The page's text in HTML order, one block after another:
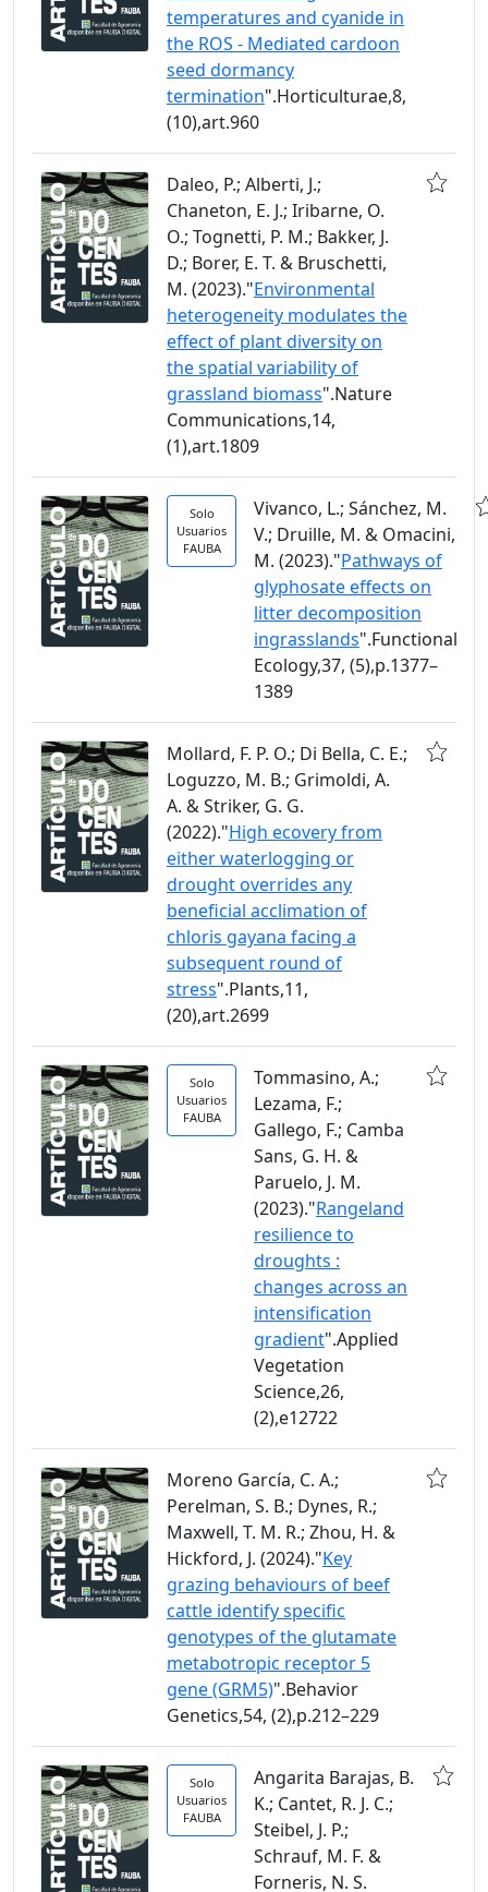
temperatures and cyanide in
the ROS - Mediated cardoon
seed dormancy
termination".Horticulturae,8,
(10),art.960
Daleo, P.; Alberti, J.;
Chaneton, E. J.; Iribarne, O.
O.; Tognetti, P. M.; Bakker, J.
D.; Borer, E. T. & Bruschetti,
M. (2023)."Environmental
heterogeneity modulates the
effect of plant diversity on
the spatial variability of
grassland biomass".Nature
Communications,14,
(1),art.1809
Solo
Usuarios
FAUBA
Vivanco, L.; Sánchez, M.
V.; Druille, M. & Omacini,
M. (2023)."Pathways of
glyphosate effects on
litter decomposition
ingrasslands".Functional
Ecology,37, (5),p.1377–
1389
Mollard, F. P. O.; Di Bella, C. E.;
Loguzzo, M. B.; Grimoldi, A.
A. & Striker, G. G.
(2022)."High ecovery from
either waterlogging or
drought overrides any
beneficial acclimation of
chloris gayana facing a
subsequent round of
stress".Plants,11,
(20),art.2699
Solo
Usuarios
FAUBA
Tommasino, A.;
Lezama, F.;
Gallego, F.; Camba
Sans, G. H. &
Paruelo, J. M.
(2023)."Rangeland
resilience to
droughts :
changes across an
intensification
gradient".Applied
Vegetation
Science,26,
(2),e12722
Moreno García, C. A.;
Perelman, S. B.; Dynes, R.;
Maxwell, T. M. R.; Zhou, H. &
Hickford, J. (2024)."Key
grazing behaviours of beef
cattle identify specific
genotypes of the glutamate
metabotropic receptor 5
gene (GRM5)".Behavior
Genetics,54, (2),p.212–229
Solo
Usuarios
FAUBA
Angarita Barajas, B.
K.; Cantet, R. J. C.;
Steibel, J. P.;
Schrauf, M. F. &
Forneris, N. S.